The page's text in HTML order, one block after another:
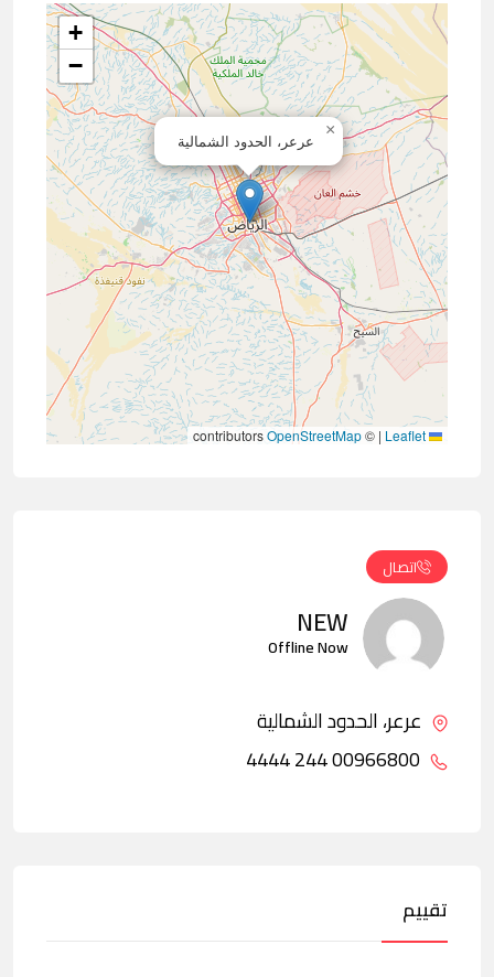
عرعر، الحدود الشمالية
×
+
−
|
©
OpenStreetMap
اتصال
NEW
Offline Now
عرعر، الحدود الشمالية
تقييم